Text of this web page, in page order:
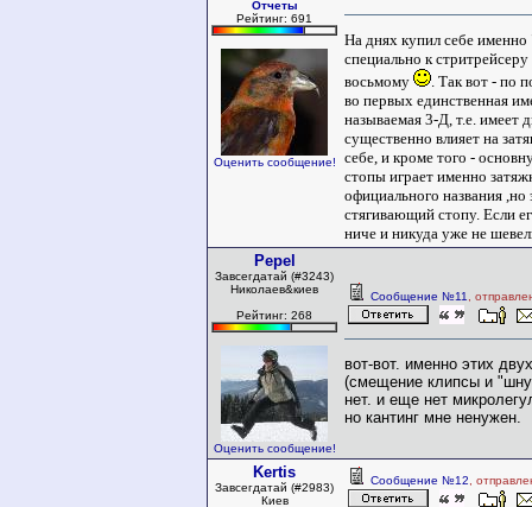
Отчеты
Рейтинг: 691
Оценить сообщение!
На днях купил себе
специально к
восьмому
. Так вот - по
во первых единственная
называемая 3-Д, т.е. имеет
существенно влияет на
себе, и кроме того -
стопы играет именно
официального названия
стягивающий стопу. Если
ниче и никуда уже не
Pepel
Завсегдатай (#3243)
Николаев&киев
Рейтинг: 268
Оценить сообщение!
Сообщение №11 ,
вот-вот. именно этих
(смещение клипсы и
нет. и еще нет
но кантинг мне ненужен.
Kertis
Завсегдатай (#2983)
Киев
Сообщение №12 ,